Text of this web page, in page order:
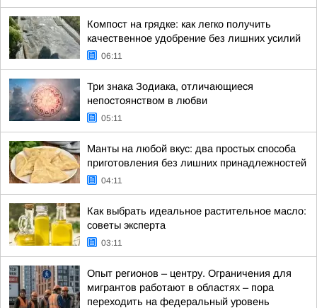
Компост на грядке: как легко получить
качественное удобрение без лишних усилий
06:11
Три знака Зодиака, отличающиеся
непостоянством в любви
05:11
Манты на любой вкус: два простых способа
приготовления без лишних принадлежностей
04:11
Как выбрать идеальное растительное масло:
советы эксперта
03:11
Опыт регионов – центру. Ограничения для
мигрантов работают в областях – пора
переходить на федеральный уровень